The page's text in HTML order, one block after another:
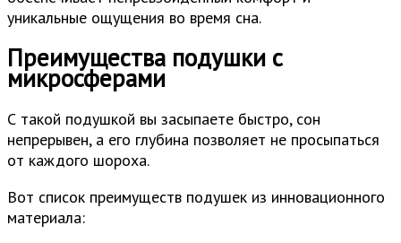
уникальные ощущения во время сна.
Преимущества подушки с
микросферами
С такой подушкой вы засыпаете быстро, сон
непрерывен, а его глубина позволяет не просыпаться
от каждого шороха.
Вот список преимуществ подушек из инновационного
материала: